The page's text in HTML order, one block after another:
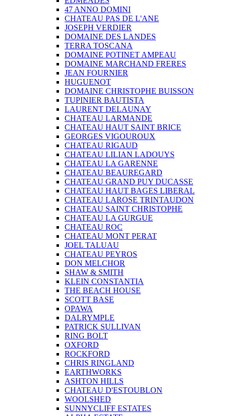
47 ANNO DOMINI
CHATEAU PAS DE L'ANE
JOSEPH VERDIER
DOMAINE DES LANDES
TERRA TOSCANA
DOMAINE POTINET AMPEAU
DOMAINE MARCHAND FRERES
JEAN FOURNIER
HUGUENOT
DOMAINE CHRISTOPHE BUISSON
TUPINIER BAUTISTA
LAURENT DELAUNAY
CHATEAU LARMANDE
CHATEAU HAUT SAINT BRICE
GEORGES VIGOUROUX
CHATEAU RIGAUD
CHATEAU LILIAN LADOUYS
CHATEAU LA GARENNE
CHATEAU BEAUREGARD
CHATEAU GRAND PUY DUCASSE
CHATEAU HAUT BAGES LIBERAL
CHATEAU LAROSE TRINTAUDON
CHATEAU SAINT CHRISTOPHE
CHATEAU LA GURGUE
CHATEAU ROC
CHATEAU MONT PERAT
JOEL TALUAU
CHATEAU PEYROS
DON MELCHOR
SHAW & SMITH
KLEIN CONSTANTIA
THE BEACH HOUSE
SCOTT BASE
OPAWA
DALRYMPLE
PATRICK SULLIVAN
RING BOLT
OXFORD
ROCKFORD
CHRIS RINGLAND
EARTHWORKS
ASHTON HILLS
CHATEAU D'ESTOUBLON
WOOLSHED
SUNNYCLIFF ESTATES